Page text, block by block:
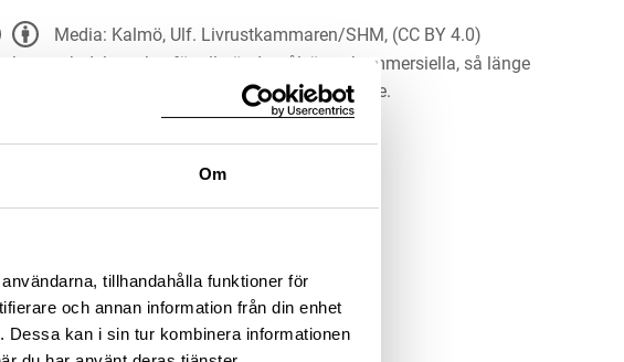
Om
tillhandahålla funktioner för
och annan information från din enhet
kan i sin tur kombinera informationen
Media: Kalmö, Ulf. Livrustkammaren/SHM, (CC BY 4.0)
och dela verket för alla ändamål, även kommersiella, så länge
du anger upphovsperson och licensgivare.
LADDA NER MEDIA